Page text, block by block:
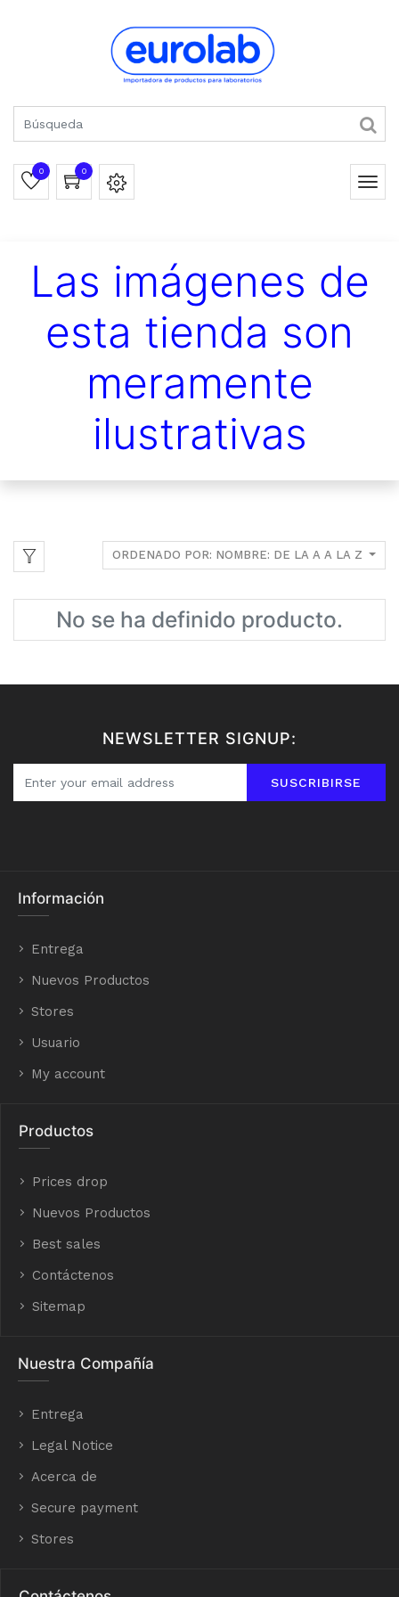
0 0
Las imágenes de
esta tienda son
meramente
ilustrativas
ORDENADO POR: NOMBRE: DE LA A A LA Z
No se ha definido producto.
NEWSLETTER SIGNUP:
SUSCRIBIRSE
Información
Entrega
Nuevos Productos
Stores
Usuario
My account
Productos
Prices drop
Nuevos Productos
Best sales
Contáctenos
Sitemap
Nuestra Compañía
Entrega
Legal Notice
Acerca de
Secure payment
Stores